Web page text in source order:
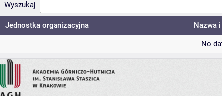
Wyszukaj
Jednostka organizacyjna Nazwa
No